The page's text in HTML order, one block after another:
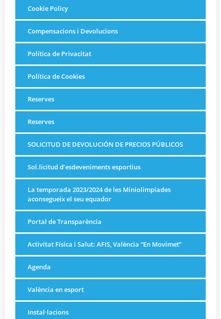
Cookie Policy
Compensacions i Devolucions
Política de Privacitat
Política de Cookies
Reserves
Reserves
SOLICITUD DE DEVOLUCIÓN DE PRECIOS PÚBLICOS
Sol.licitud d’esdeveniments esportius
La temporada 2023/2024 de les Miniolimpiades
aconsegueix el seu equador
Portal de Transparència
Activitat Física i Salut: AFIS, València “En Movimet”
Agenda
València en esport
Instal·lacions